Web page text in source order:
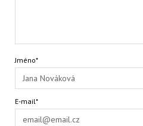
Jméno*
E-mail*